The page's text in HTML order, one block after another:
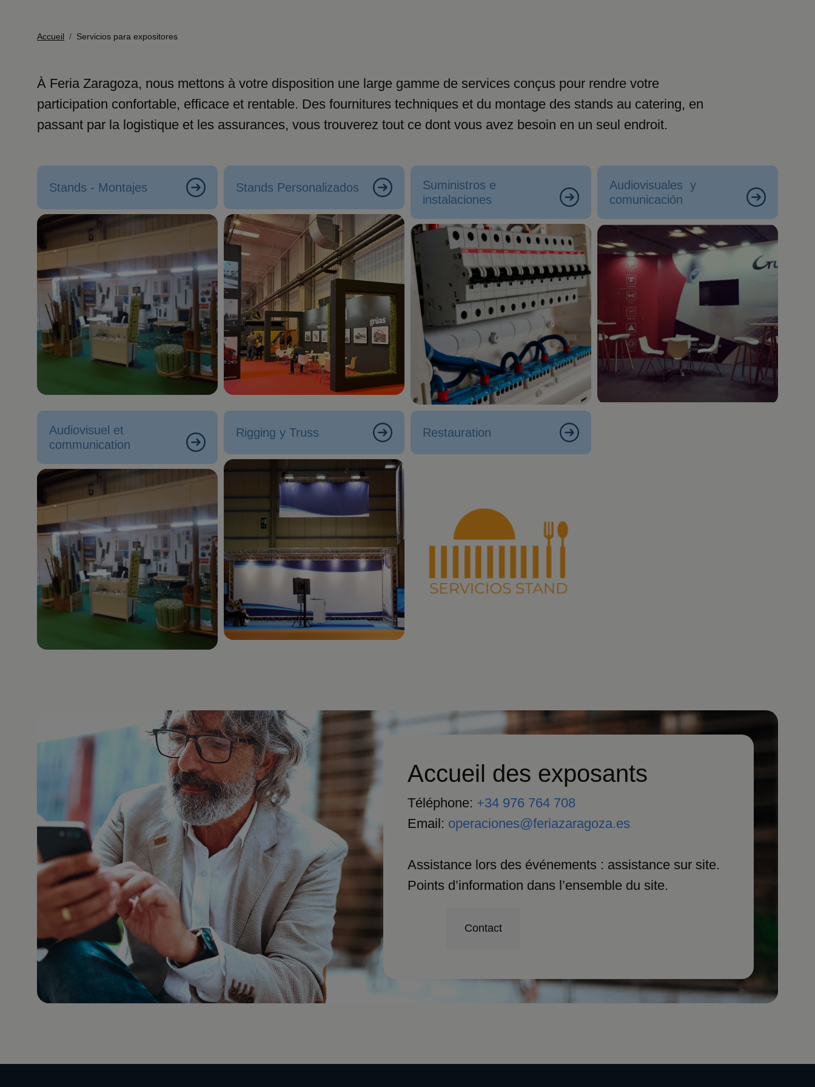
Fil d'Ariane
Accueil Servicios para expositores
À Feria Zaragoza, nous mettons à votre disposition une large gamme de services conçus pour rendre votre
participation confortable, efficace et rentable. Des fournitures techniques et du montage des stands au catering, en
passant par la logistique et les assurances, vous trouverez tout ce dont vous avez besoin en un seul endroit.
Stands - Montajes Stands Personalizados
Suministros e
instalaciones
Audiovisuales y
comunicación
Audiovisuel et
communication
Rigging y Truss Restauration
Accueil des exposants
Téléphone: +34 976 764 708
Email: operaciones@feriazaragoza.es
Assistance lors des événements : assistance sur site.
Points d’information dans l’ensemble du site.
Contact